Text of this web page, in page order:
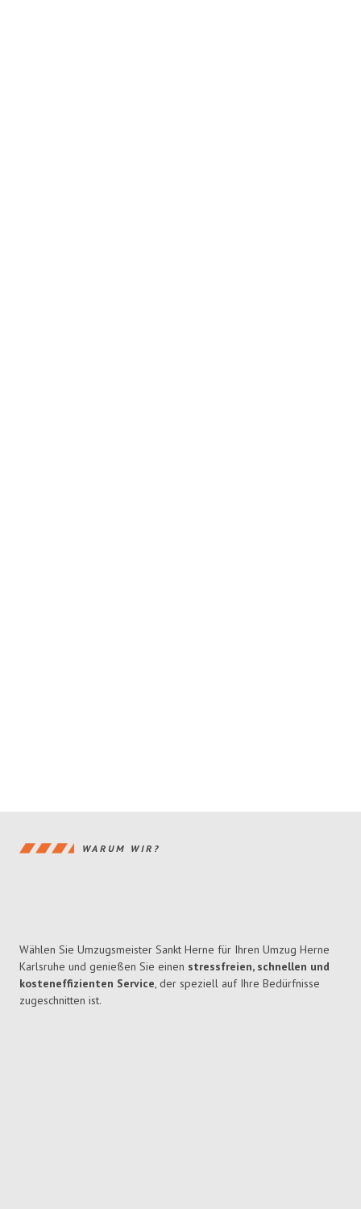
WARUM WIR?
Wählen Sie Umzugsmeister Sankt Herne für Ihren Umzug Herne
Karlsruhe und genießen Sie einen stressfreien, schnellen und
kosteneffizienten Service, der speziell auf Ihre Bedürfnisse
zugeschnitten ist.